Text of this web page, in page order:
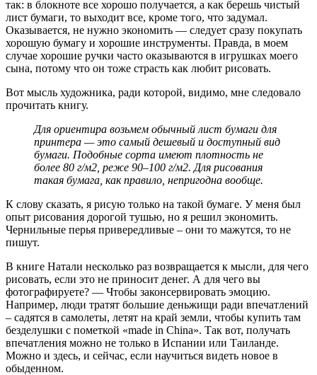
так: в блокноте все хорошо получается, а как берешь чистый
лист бумаги, то выходит все, кроме того, что задумал.
Оказывается, не нужно экономить — следует сразу покупать
хорошую бумагу и хорошие инструменты. Правда, в моем
случае хорошие ручки часто оказываются в игрушках моего
сына, потому что он тоже страсть как любит рисовать.
Вот мысль художника, ради которой, видимо, мне следовало
прочитать книгу.
Для ориентира возьмем обычный лист бумаги для
принтера — это самый дешевый и доступный вид
бумаги. Подобные сорта имеют плотность не
более 80 г/м2, реже 90–100 г/м2. Для рисования
такая бумага, как правило, непригодна вообще.
К слову сказать, я рисую только на такой бумаге. У меня был
опыт рисования дорогой тушью, но я решил экономить.
Чернильные перья привередливые – они то мажутся, то не
пишут.
В книге Натали несколько раз возвращается к мысли, для чего
рисовать, если это не приносит денег. А для чего вы
фотографируете? — Чтобы законсервировать эмоцию.
Например, люди тратят большие деньжищи ради впечатлений
– садятся в самолеты, летят на край земли, чтобы купить там
безделушки с пометкой «made in China». Так вот, получать
впечатления можно не только в Испании или Таиланде.
Можно и здесь, и сейчас, если научиться видеть новое в
обыденном.